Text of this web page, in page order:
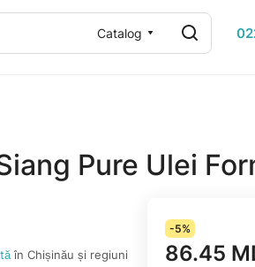
Catalog
Pure Ulei
în Chișinău și regiuni
-5%
86.45